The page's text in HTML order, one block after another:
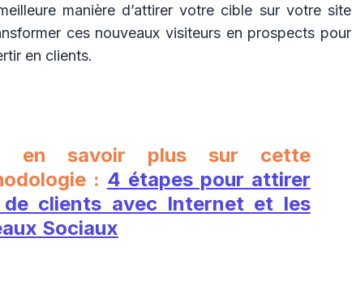
manière d’attirer votre cible sur votre site
ces nouveaux visiteurs en prospects pour
en clients.
en savoir plus sur cette
: 4 étapes pour attirer
de clients avec Internet et les
Sociaux